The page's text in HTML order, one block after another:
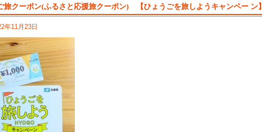
旅クーポン(ふるさと応援旅クーポン) 【ひょうごを旅しようキャンペー ン】
年11月23日